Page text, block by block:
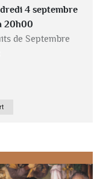
4 septembre
20h00
de Septembre